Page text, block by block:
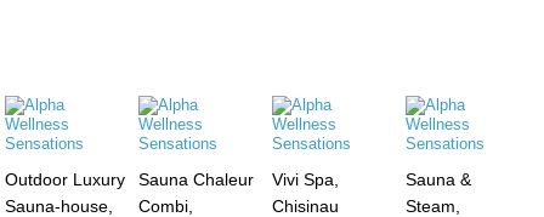
Outdoor Luxury
Sauna-house,
Sauna Chaleur
Combi,
Vivi Spa,
Chisinau
Sauna &
Steam,